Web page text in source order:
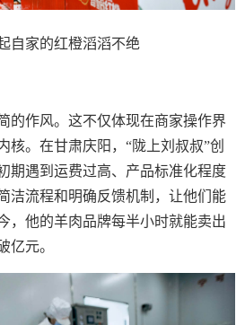
自家的红橙滔滔不绝
的作风。这不仅体现在商家操作界
核。在甘肃庆阳，“陇上刘叔叔”创
期遇到运费过高、产品标准化程度
洁流程和明确反馈机制，让他们能
，他的羊肉品牌每半小时就能卖出
亿元。